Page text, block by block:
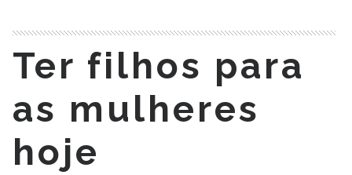
Ter filhos para
as mulheres
hoje